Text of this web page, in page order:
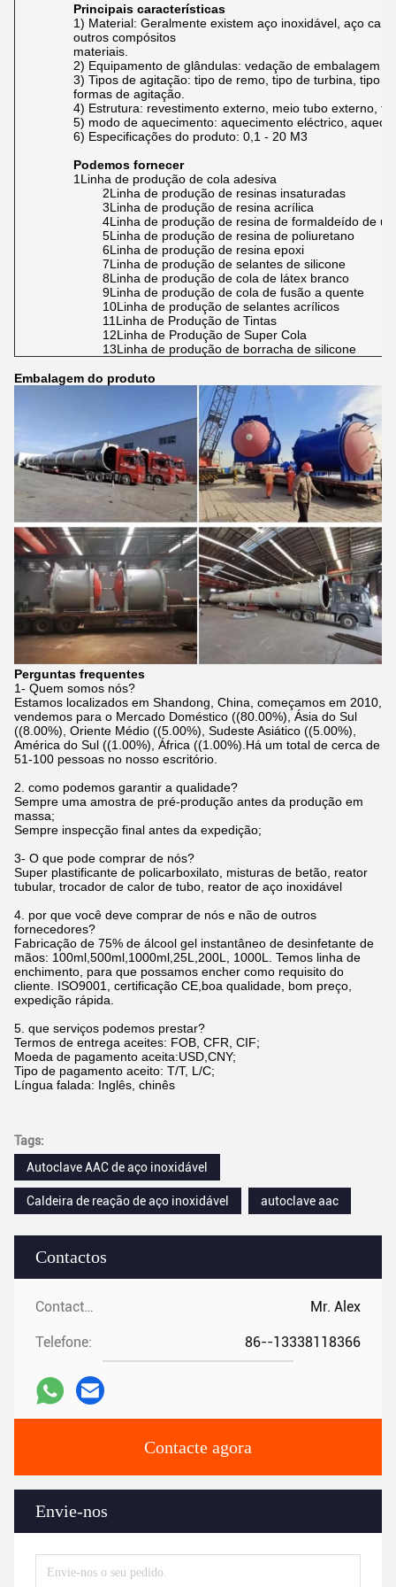
Contactos
Contactos: Mr. Alex
Telefone: 86--13338118366
Contacte agora
Envie-nos
Principais características
1) Material: Geralmente existem aço inoxidável, aço
outros compósitos
materiais.
2) Equipamento de glândulas: vedação de embalagem e
3) Tipos de agitação: tipo de remo, tipo de turbina, tipo
formas de agitação.
4) Estrutura: revestimento externo, meio tubo externo,
5) modo de aquecimento: aquecimento eléctrico,
6) Especificações do produto: 0,1 - 20 M3
Podemos fornecer
1Linha de produção de cola adesiva
2Linha de produção de resinas insaturadas
3Linha de produção de resina acrílica
4Linha de produção de resina de formaldeído de
5Linha de produção de resina de poliuretano
6Linha de produção de resina epoxi
7Linha de produção de selantes de silicone
8Linha de produção de cola de látex branco
9Linha de produção de cola de fusão a quente
10Linha de produção de selantes acrílicos
11Linha de Produção de Tintas
12Linha de Produção de Super Cola
13Linha de produção de borracha de silicone
Embalagem do produto
Perguntas frequentes
1- Quem somos nós?
Estamos localizados em Shandong, China, começamos em 2010,
vendemos para o Mercado Doméstico ((80.00%), Ásia do Sul
((8.00%), Oriente Médio ((5.00%), Sudeste Asiático ((5.00%),
América do Sul ((1.00%), África ((1.00%).Há um total de cerca de
51-100 pessoas no nosso escritório.
2. como podemos garantir a qualidade?
Sempre uma amostra de pré-produção antes da produção em
massa;
Sempre inspecção final antes da expedição;
3- O que pode comprar de nós?
Super plastificante de policarboxilato, misturas de betão, reator
tubular, trocador de calor de tubo, reator de aço inoxidável
4. por que você deve comprar de nós e não de outros
fornecedores?
Fabricação de 75% de álcool gel instantâneo de desinfetante de
mãos: 100ml,500ml,1000ml,25L,200L, 1000L. Temos linha de
enchimento, para que possamos encher como requisito do
cliente. ISO9001, certificação CE,boa qualidade, bom preço,
expedição rápida.
5. que serviços podemos prestar?
Termos de entrega aceites: FOB, CFR, CIF;
Moeda de pagamento aceita:USD,CNY;
Tipo de pagamento aceito: T/T, L/C;
Língua falada: Inglês, chinês
Tags:
Autoclave AAC de aço inoxidável
Caldeira de reação de aço inoxidável autoclave aac